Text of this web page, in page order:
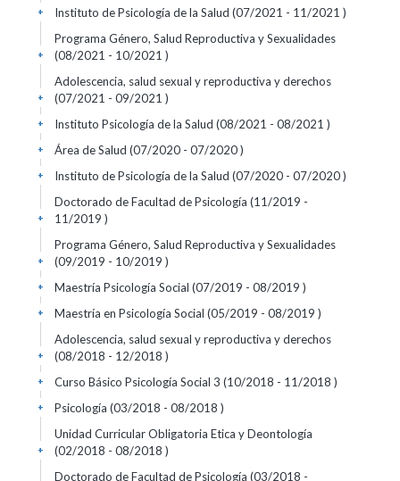
Instituto de Psicología de la Salud (07/2021 - 11/2021 )
+
Programa Género, Salud Reproductiva y Sexualidades
(08/2021 - 10/2021 )
+
Adolescencia, salud sexual y reproductiva y derechos
(07/2021 - 09/2021 )
+
Instituto Psicología de la Salud (08/2021 - 08/2021 )
+
Área de Salud (07/2020 - 07/2020 )
+
Instituto de Psicología de la Salud (07/2020 - 07/2020 )
+
Doctorado de Facultad de Psicología (11/2019 -
11/2019 )
+
Programa Género, Salud Reproductiva y Sexualidades
(09/2019 - 10/2019 )
+
Maestría Psicología Social (07/2019 - 08/2019 )
+
Maestría en Psicología Social (05/2019 - 08/2019 )
+
Adolescencia, salud sexual y reproductiva y derechos
(08/2018 - 12/2018 )
+
Curso Básico Psicología Social 3 (10/2018 - 11/2018 )
+
Psicología (03/2018 - 08/2018 )
+
Unidad Curricular Obligatoria Etica y Deontología
(02/2018 - 08/2018 )
+
Doctorado de Facultad de Psicología (03/2018 -